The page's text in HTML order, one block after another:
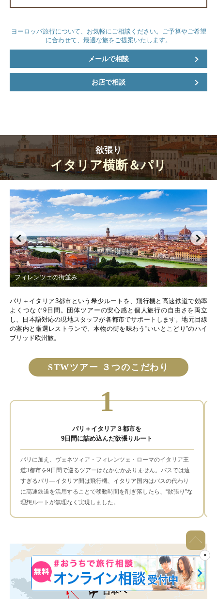
09：00 ルーブル美術館へ移動
ェルサイユ宮殿へ
到着後各自ランチ休憩
ランチ後庭園+宮殿入場
17：00 パリに戻り次第レストランへご案内
食事条件：朝○ 昼× 夜〇
17：20～20：25 パリ発〈JL46便〉
食事条件：朝○ 昼○ 夜○ 機内泊
食事条件：朝○ 昼× 夜×
ヨーロッパ旅行について、お気軽にご相談ください。ご予算やご希望
に合わせて、最適な旅をご提案いたします。
メールで相談
お店で相談
欲張り
イタリア横断＆パリ
フィレンツェの街並み
パリ＋イタリア3都市という希少ルートを、飛行機と高速鉄道で効率
よくつなぐ9日間。団体ツアーの安心感と個人旅行の自由さを両立
し、日本語対応の現地スタッフが各都市でサポートします。地元目線
の案内と厳選レストランで、本物の街を味わう“いいとこどり”のハイ
ブリッド欧州旅。
STWツアー ３つのこだわり
1
パリ＋イタリア３都市を
9日間に詰め込んだ欲張りルート
パリに加え、ヴェネツィア・フィレンツェ・ローマのイタリア王
道3都市を9日間で巡るツアーはなかなかありません。バスでは遠
すぎるパリ―イタリア間は飛行機、イタリア国内はバスの代わり
に高速鉄道を活用することで移動時間を削ぎ落したら、“欲張り”な
理想ルートが無理なく実現しました。
×